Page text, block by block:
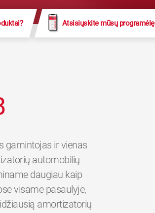
Atsisiųskite mūsų programėlę
gamintojas ir vienas
automobilių
daugiau kaip
visame pasaulyje,
amortizatorių